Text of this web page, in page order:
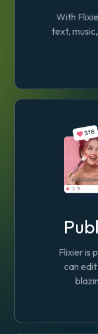
With
text,
Flixier is
can